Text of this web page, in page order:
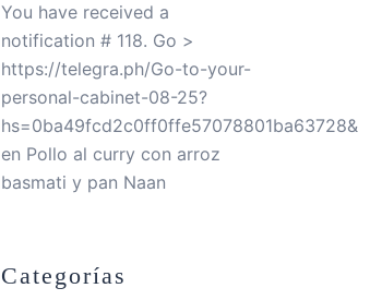
You have received a
notification # 118. Go >
https://telegra.ph/Go-to-your-
personal-cabinet-08-25?
hs=0ba49fcd2c0ff0ffe57078801ba63728&
en Pollo al curry con arroz
basmati y pan Naan
Categorías